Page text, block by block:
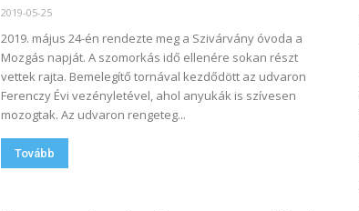
2019-05-25
2019. május 24-én rendezte meg a Szivárvány óvoda a
Mozgás napját. A szomorkás idő ellenére sokan részt
vettek rajta. Bemelegítő tornával kezdődött az udvaron
Ferenczy Évi vezényletével, ahol anyukák is szívesen
mozogtak. Az udvaron rengeteg...
Tovább